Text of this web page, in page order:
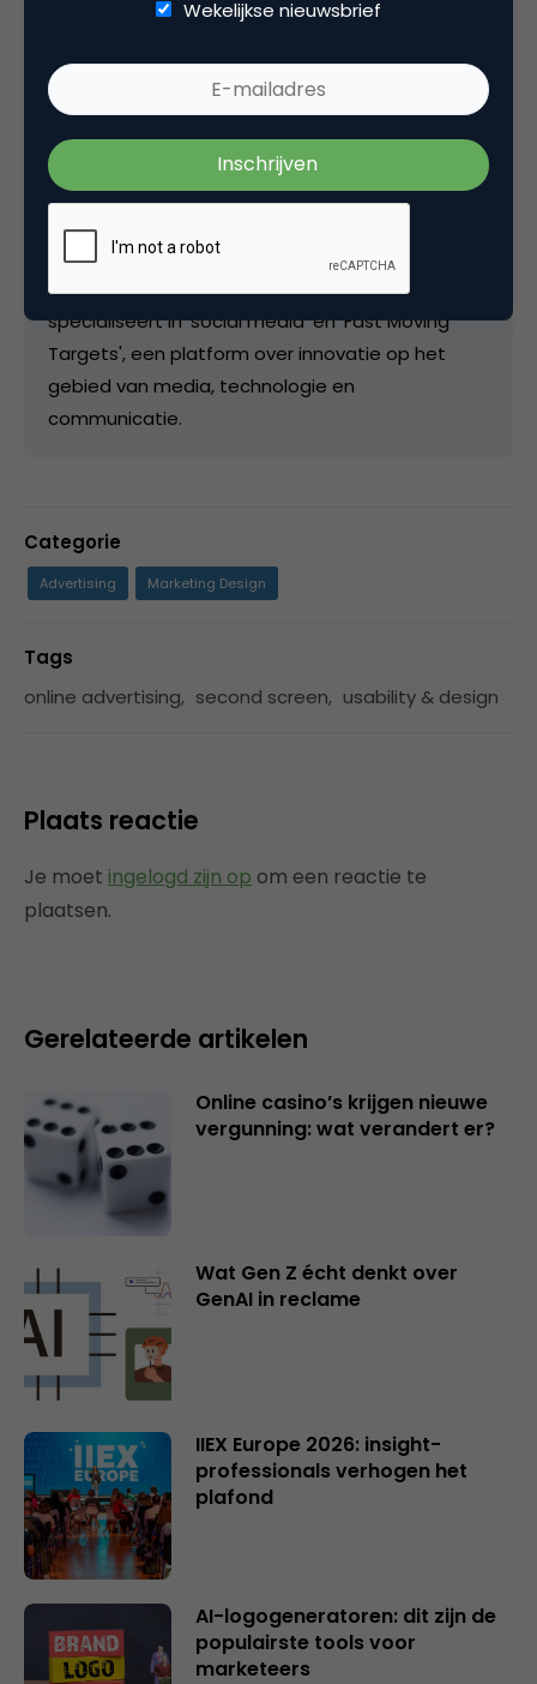
Erwin Blom
Owner bijFast Moving Targets
Erwin Blom (Wormer, 1961) is voormalig hoofd van
de afdeling Digitaal van de VPRO en mede-
oprichter van The Crowds, een bedrijf dat zich
specialiseert in ’social media’ en 'Fast Moving
Targets', een platform over innovatie op het
gebied van media, technologie en
communicatie.
Categorie
Advertising Marketing Design
Tags
online advertising, second screen, usability & design
Plaats reactie
Je moet ingelogd zijn op om een reactie te
plaatsen.
Gerelateerde artikelen
Online casino’s krijgen nieuwe
vergunning: wat verandert er?
Wat Gen Z écht denkt over
GenAI in reclame
IIEX Europe 2026: insight-
professionals verhogen het
plafond
AI-logogeneratoren: dit zijn de
populairste tools voor
marketeers
Wekelijkse nieuwsbrief